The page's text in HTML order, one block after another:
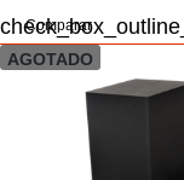
Comparar
AGOTADO